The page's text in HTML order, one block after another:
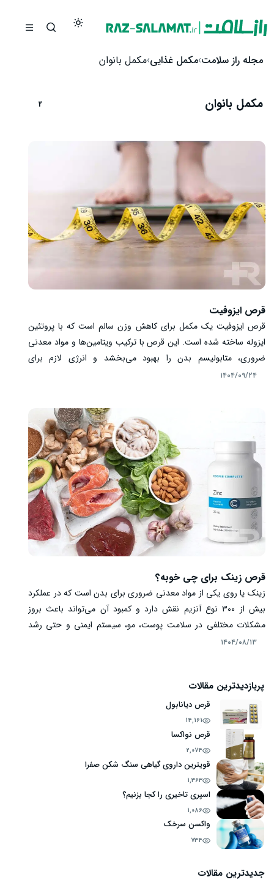
پرش به محتوا
مجله راز سلامت مکمل غذایی مکمل بانوان
مکمل بانوان 2
قرص ایزوفیت
قرص ایزوفیت یک مکمل برای کاهش وزن سالم است که با پروتئین
ایزوله ساخته شده است. این قرص با ترکیب ویتامین‌ها و مواد معدنی
ضروری، متابولیسم بدن را بهبود می‌بخشد و انرژی لازم برای
فعالیت‌های روزانه و ورزش را تأمین می‌کند. مصرف منظم ایزوفیت
ممکن می‌سازد و باعث روند کاهش وزن پایدار و موثر خواهد شد. در
این مقاله، به بررسی کامل ویژگی‌ها و مزایای این مکمل می‌پردازیم.
۱۴۰۴/۰۹/۲۴
قرص زینک برای چی خوبه؟
زینک یا روی یکی از مواد معدنی ضروری برای بدن است که در عملکرد
بیش از ۳۰۰ نوع آنزیم نقش دارد و کمبود آن می‌تواند باعث بروز
مشکلات مختلفی در سلامت پوست، مو، سیستم ایمنی و حتی رشد
بدن شود. قرص زینک به عنوان یکی از پرمصرف‌ترین مکمل‌های
فوایدی برای سلامتی دارد، در این مقاله به بررسی کاربردهای مهم و
علمی این مکمل مؤثر می‌پردازیم.
۱۴۰۴/۰۸/۱۳
پربازدیدترین مقالات
قرص دیانابول
14,161
قرص نواکسا
2,074
قویترین داروی گیاهی سنگ شکن صفرا
1,363
اسپری تاخیری را کجا بزنیم؟
1,086
واکسن سرخک
734
جدیدترین مقالات